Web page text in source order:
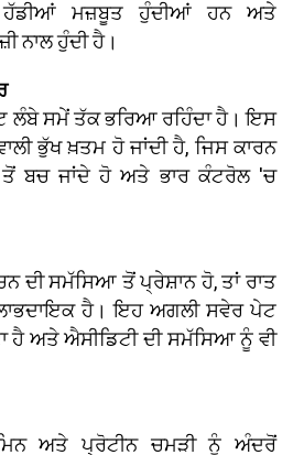
ਹੱਡੀਆਂ ਮਜ਼ਬੂਤ ਹੁੰਦੀਆਂ ਹਨ ਅਤੇ
ਨਾਲ ਹੁੰਦੀ ਹੈ।
ਲੰਬੇ ਸਮੇਂ ਤੱਕ ਭਰਿਆ ਰਹਿੰਦਾ ਹੈ। ਇਸ
ਭੁੱਖ ਖ਼ਤਮ ਹੋ ਜਾਂਦੀ ਹੈ, ਜਿਸ ਕਾਰਨ
ਤੋਂ ਬਚ ਜਾਂਦੇ ਹੋ ਅਤੇ ਭਾਰ ਕੰਟਰੋਲ 'ਚ
ਦੀ ਸਮੱਸਿਆ ਤੋਂ ਪ੍ਰੇਸ਼ਾਨ ਹੋ, ਤਾਂ ਰਾਤ
ਹੈ। ਇਹ ਅਗਲੀ ਸਵੇਰ ਪੇਟ
ਹੈ ਅਤੇ ਐਸੀਡਿਟੀ ਦੀ ਸਮੱਸਿਆ ਨੂੰ ਵੀ
ਅਤੇ ਪ੍ਰੋਟੀਨ ਚਮੜੀ ਨੂੰ ਅੰਦਰੋਂ